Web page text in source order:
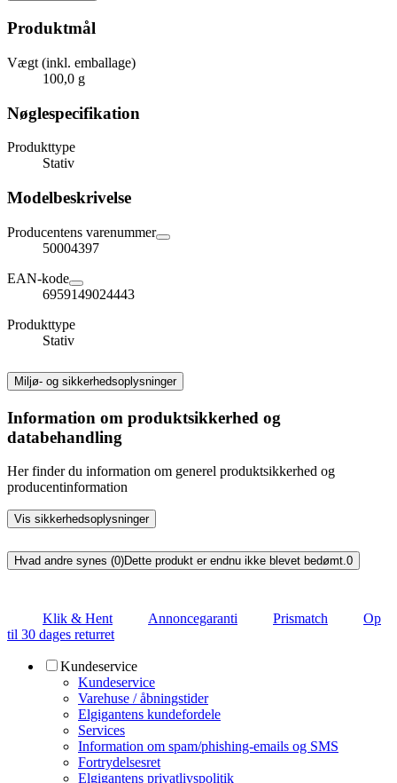
Produktmål
Vægt (inkl. emballage)
100,0 g
Nøglespecifikation
Produkttype
Stativ
Modelbeskrivelse
Producentens varenummer
50004397
EAN-kode
6959149024443
Produkttype
Stativ
Miljø- og sikkerhedsoplysninger
Information om produktsikkerhed og
databehandling
Her finder du information om generel produktsikkerhed og
producentinformation
Vis sikkerhedsoplysninger
Hvad andre synes (0)Dette produkt er endnu ikke blevet bedømt.0
Klik & Hent Annoncegaranti Prismatch
Op
til 30 dages returret
Kundeservice
Kundeservice
Varehuse / åbningstider
Elgigantens kundefordele
Services
Information om spam/phishing-emails og SMS
Fortrydelsesret
Elgigantens privatlivspolitik